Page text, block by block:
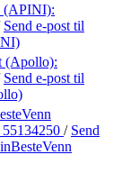
(APINI):
Send e-post til
(Apollo):
Send e-post til
55134250 / Send